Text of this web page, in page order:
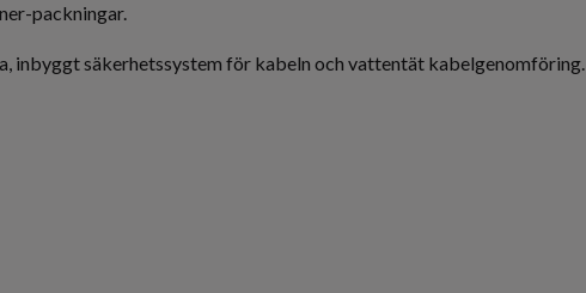
packningar.
inbyggt säkerhetssystem för kabeln och vattentät kabelgenomföring.